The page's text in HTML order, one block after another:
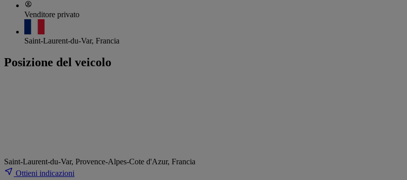
Venditore privato
Saint-Laurent-du-Var, Francia
Posizione del veicolo
Saint-Laurent-du-Var, Provence-Alpes-Cote d'Azur, Francia
Ottieni indicazioni